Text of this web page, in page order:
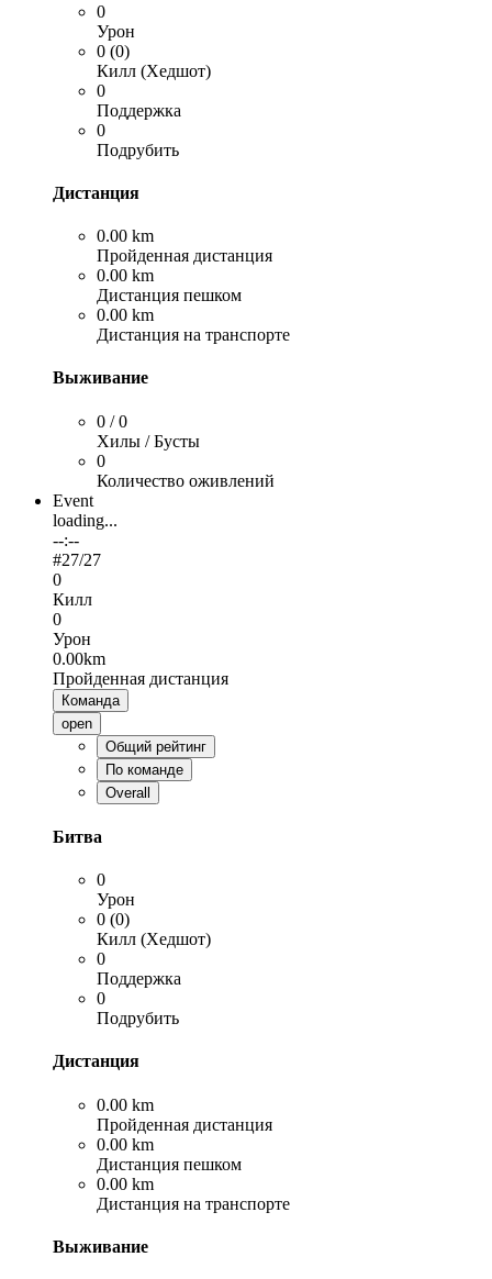
0
Урон
0 (0)
Килл (Хедшот)
0
Поддержка
0
Подрубить
Дистанция
0.00 km
Пройденная дистанция
0.00 km
Дистанция пешком
0.00 km
Дистанция на транспорте
Выживание
0 / 0
Хилы / Бусты
0
Количество оживлений
Event
loading...
--:--
#27/27
0
Килл
0
Урон
0.00km
Пройденная дистанция
Команда
open
Общий рейтинг
По команде
Overall
Битва
0
Урон
0 (0)
Килл (Хедшот)
0
Поддержка
0
Подрубить
Дистанция
0.00 km
Пройденная дистанция
0.00 km
Дистанция пешком
0.00 km
Дистанция на транспорте
Выживание